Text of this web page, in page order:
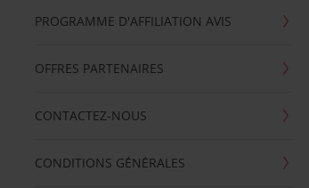
PROGRAMME D'AFFILIATION AVIS
OFFRES PARTENAIRES
CONTACTEZ-NOUS
CONDITIONS GÉNÉRALES